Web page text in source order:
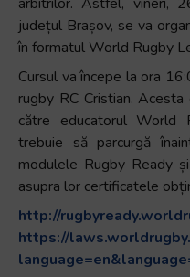
județul Brașov, se va
în formatul World Rugby
Cursul va începe la ora
rugby RC Cristian.
către educatorul World
trebuie să parcurgă
modulele Rugby Ready
asupra lor certificatele
http://
https://